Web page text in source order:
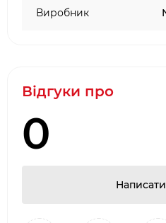
Виробник
Відгуки про
0
Написати